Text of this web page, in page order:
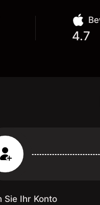
4.7
Sie Ihr Konto